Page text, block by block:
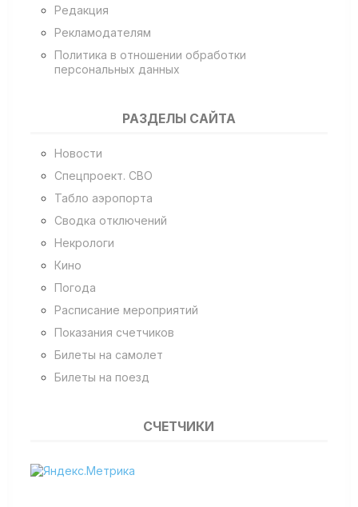
Редакция
Рекламодателям
Политика в отношении обработки
персональных данных
РАЗДЕЛЫ САЙТА
Новости
Спецпроект. СВО
Табло аэропорта
Сводка отключений
Некрологи
Кино
Погода
Расписание мероприятий
Показания счетчиков
Билеты на самолет
Билеты на поезд
СЧЕТЧИКИ